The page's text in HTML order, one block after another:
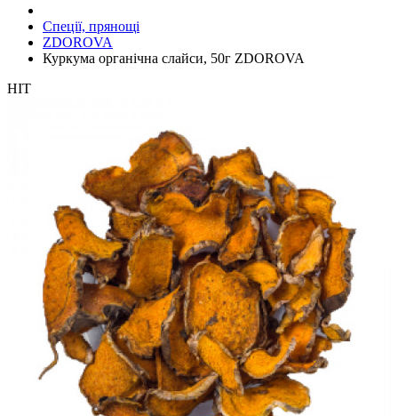
Спеції, прянощі
ZDOROVA
Куркума органічна слайси, 50г ZDOROVA
HIT